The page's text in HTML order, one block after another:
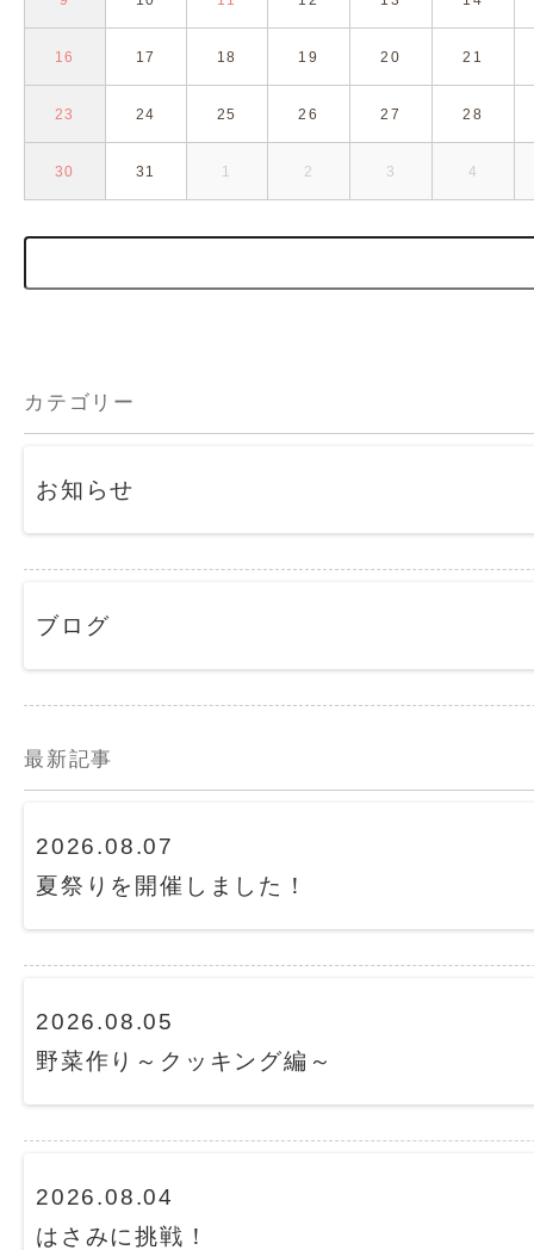
16 17 18 19 20 21
23 24 25 26 27 28
30 31 1 2 3 4
カテゴリー
お知らせ
ブログ
最新記事
2026.08.07
夏祭りを開催しました！
2026.08.05
野菜作り～クッキング編～
2026.08.04
はさみに挑戦！